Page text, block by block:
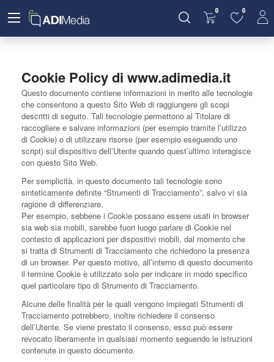
0 0
Cookie Policy di www.adimedia.it
Questo documento contiene informazioni in merito alle tecnologie
che consentono a questo Sito Web di raggiungere gli scopi
descritti di seguito. Tali tecnologie permettono al Titolare di
raccogliere e salvare informazioni (per esempio tramite l’utilizzo
di Cookie) o di utilizzare risorse (per esempio eseguendo uno
script) sul dispositivo dell’Utente quando quest’ultimo interagisce
con questo Sito Web.
Per semplicità, in questo documento tali tecnologie sono
sinteticamente definite “Strumenti di Tracciamento”, salvo vi sia
ragione di differenziare.
Per esempio, sebbene i Cookie possano essere usati in browser
sia web sia mobili, sarebbe fuori luogo parlare di Cookie nel
contesto di applicazioni per dispositivi mobili, dal momento che
si tratta di Strumenti di Tracciamento che richiedono la presenza
di un browser. Per questo motivo, all’interno di questo documento
il termine Cookie è utilizzato solo per indicare in modo specifico
quel particolare tipo di Strumento di Tracciamento.
Alcune delle finalità per le quali vengono impiegati Strumenti di
Tracciamento potrebbero, inoltre richiedere il consenso
dell’Utente. Se viene prestato il consenso, esso può essere
revocato liberamente in qualsiasi momento seguendo le istruzioni
contenute in questo documento.